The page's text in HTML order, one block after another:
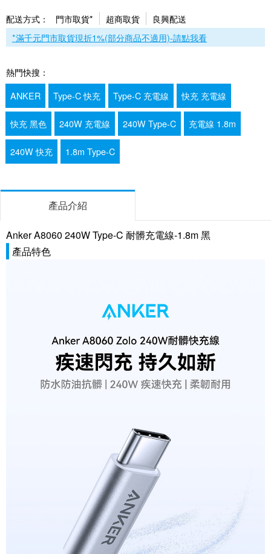
配送方式： 門市取貨* 超商取貨
良興配送
*滿千元門市取貨現折1%(部分商品不適用)-請點我看
熱門快搜：
ANKER
Type-C 快充 Type-C 充電線 快充 充電線
快充 黑色 240W 充電線 240W Type-C 充電線 1.8m
240W 快充 1.8m Type-C
產品介紹
Anker A8060 240W Type-C 耐髒充電線-1.8m 黑
產品特色